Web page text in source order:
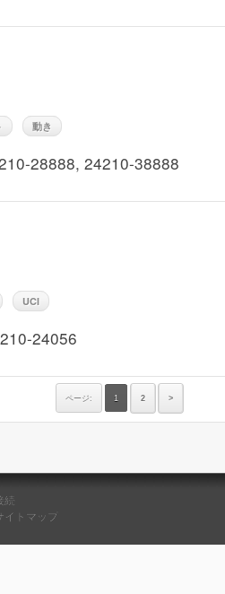
動き
28888, 24210-38888
UCI
24056
ページ: 1 2 >
続
イトマップ